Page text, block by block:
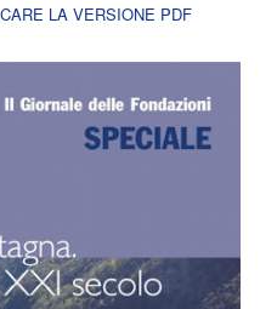
LA VERSIONE PDF